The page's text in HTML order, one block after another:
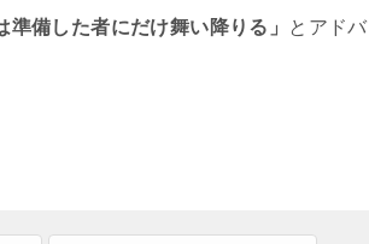
備した者にだけ舞い降りる」
とアドバ